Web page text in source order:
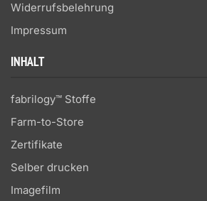
Widerrufsbelehrung
Impressum
INHALT
fabrilogy™ Stoffe
Farm-to-Store
Zertifikate
Selber drucken
Imagefilm